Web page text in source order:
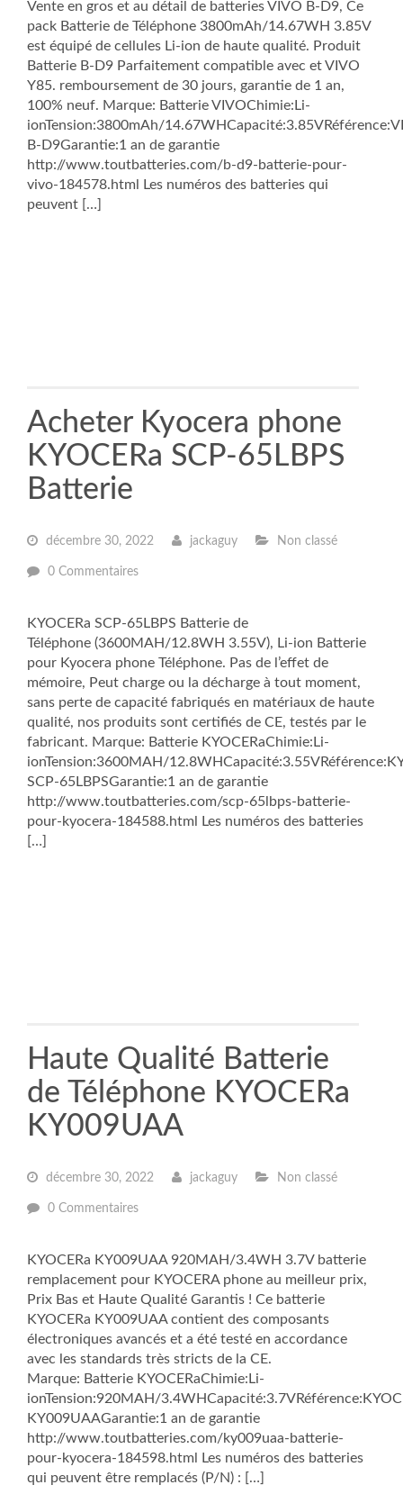
Vente en gros et au détail de batteries VIVO B-D9, Ce
pack Batterie de Téléphone 3800mAh/14.67WH 3.85V
est équipé de cellules Li-ion de haute qualité. Produit
Batterie B-D9 Parfaitement compatible avec et VIVO
Y85. remboursement de 30 jours, garantie de 1 an,
100% neuf. Marque: Batterie VIVOChimie:Li-
ionTension:3800mAh/
B-D9Garantie:1 an de garantie
http://www.toutbatteries.com/b-d9-batterie-pour-
vivo-184578.html Les numéros des batteries qui
peuvent […]
Acheter Kyocera phone
KYOCERa SCP-65LBPS
Batterie
décembre 30, 2022 jackaguy Non classé
0 Commentaires
KYOCERa SCP-65LBPS Batterie de
Téléphone (3600MAH/12.8WH 3.55V), Li-ion Batterie
pour Kyocera phone Téléphone. Pas de l’effet de
mémoire, Peut charge ou la décharge à tout moment,
sans perte de capacité fabriqués en matériaux de haute
qualité, nos produits sont certifiés de CE, testés par le
fabricant. Marque: Batterie KYOCERaChimie:Li-
ionTension:3600MAH/
SCP-65LBPSGarantie:1 an de garantie
http://www.toutbatteries.com/scp-65lbps-batterie-
pour-kyocera-184588.html Les numéros des batteries
[…]
Haute Qualité Batterie
de Téléphone KYOCERa
KY009UAA
décembre 30, 2022 jackaguy Non classé
0 Commentaires
KYOCERa KY009UAA 920MAH/3.4WH 3.7V batterie
remplacement pour KYOCERA phone au meilleur prix,
Prix Bas et Haute Qualité Garantis ! Ce batterie
KYOCERa KY009UAA contient des composants
électroniques avancés et a été testé en accordance
avec les standards très stricts de la CE.
Marque: Batterie KYOCERaChimie:Li-
ionTension:920MAH/
KY009UAAGarantie:1 an de garantie
http://www.toutbatteries.com/ky009uaa-batterie-
pour-kyocera-184598.html Les numéros des batteries
qui peuvent être remplacés (P/N) : […]